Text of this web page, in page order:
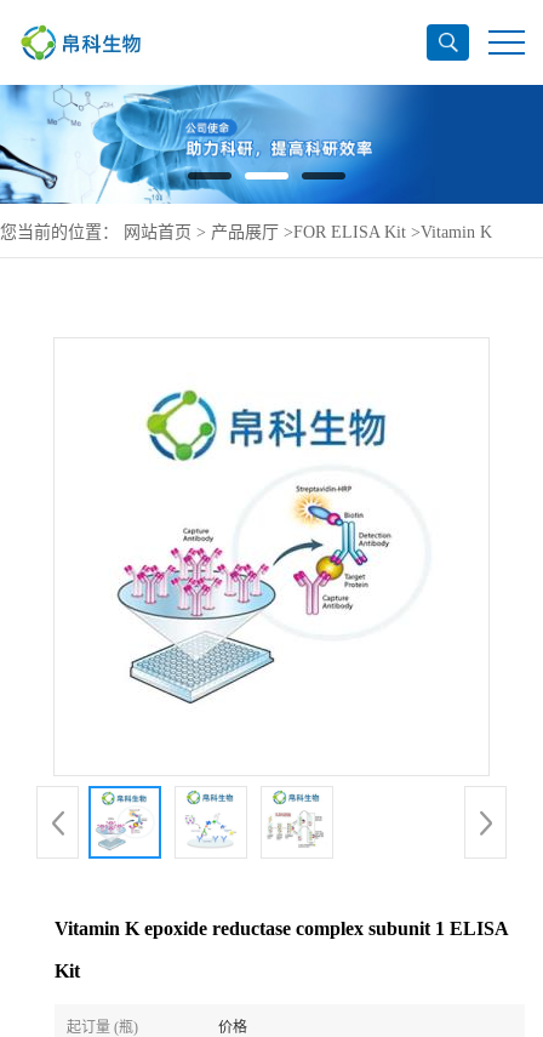
您当前的位置： 网站首页 > 产品展厅 >FOR ELISA Kit >Vitamin K
Vitamin K epoxide reductase complex subunit 1 ELISA
Kit
起订量 (瓶) 价格